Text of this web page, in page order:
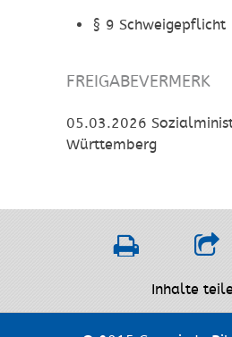
§ 9 Schweigepflicht
FREIGABEVERMERK
05.03.2026
Württemberg
Inhalte